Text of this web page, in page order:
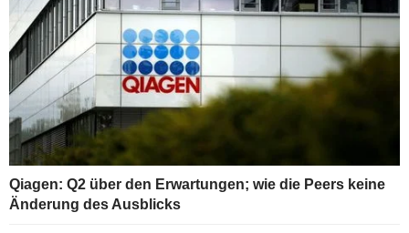
Qiagen: Q2 über den Erwartungen; wie die Peers keine
Änderung des Ausblicks